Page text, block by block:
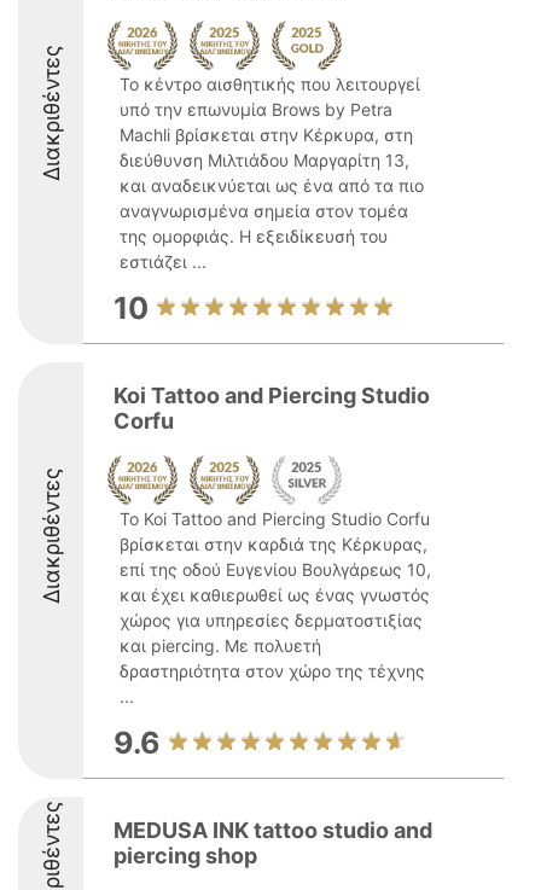
Διακριθέντες
Το κέντρο αισθητικής που λειτουργεί
υπό την επωνυμία Brows by Petra
Machli βρίσκεται στην Κέρκυρα, στη
διεύθυνση Μιλτιάδου Μαργαρίτη 13,
και αναδεικνύεται ως ένα από τα πιο
αναγνωρισμένα σημεία στον τομέα
της ομορφιάς. Η εξειδίκευσή του
εστιάζει ...
10
Διακριθέντες
Koi Tattoo and Piercing Studio
Corfu
Το Koi Tattoo and Piercing Studio Corfu
βρίσκεται στην καρδιά της Κέρκυρας,
επί της οδού Ευγενίου Βουλγάρεως 10,
και έχει καθιερωθεί ως ένας γνωστός
χώρος για υπηρεσίες δερματοστιξίας
και piercing. Με πολυετή
δραστηριότητα στον χώρο της τέχνης
...
9.6
MEDUSA INK tattoo studio and
piercing shop